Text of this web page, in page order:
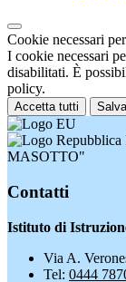
Cookie necessari
I cookie necessari
disabilitati. È
policy.
Accetta tutti
MASOTTO"
Contatti
Istituto di
Via A.
Tel: 0444